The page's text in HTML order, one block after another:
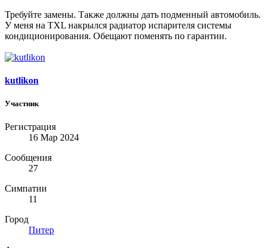
Требуйте замены. Также должны дать подменный автомобиль.
У меня на TXL накрылся радиатор испарителя системы
кондиционирования. Обещают поменять по гарантии.
kutlikon
Участник
Регистрация
16 Мар 2024
Сообщения
27
Симпатии
11
Город
Питер